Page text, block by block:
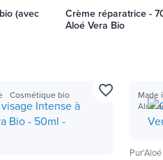
(avec
Crème réparatrice -
Aloé Vera Bio
Cosmétique bio
favorite_border Made
Aloe
Pur'Aloé